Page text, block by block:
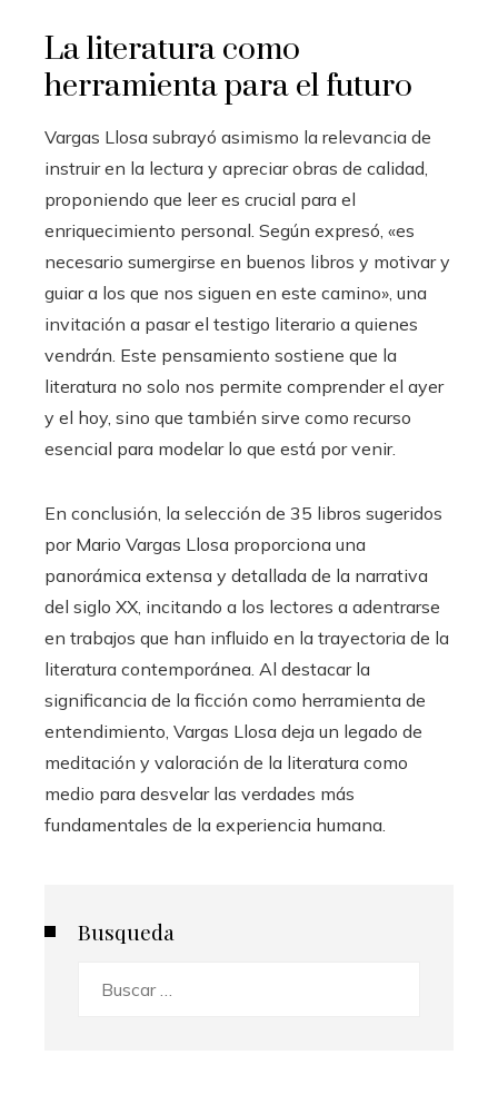
La literatura como
herramienta para el futuro
Vargas Llosa subrayó asimismo la relevancia de
instruir en la lectura y apreciar obras de calidad,
proponiendo que leer es crucial para el
enriquecimiento personal. Según expresó, «es
necesario sumergirse en buenos libros y motivar y
guiar a los que nos siguen en este camino», una
invitación a pasar el testigo literario a quienes
vendrán. Este pensamiento sostiene que la
literatura no solo nos permite comprender el ayer
y el hoy, sino que también sirve como recurso
esencial para modelar lo que está por venir.
En conclusión, la selección de 35 libros sugeridos
por Mario Vargas Llosa proporciona una
panorámica extensa y detallada de la narrativa
del siglo XX, incitando a los lectores a adentrarse
en trabajos que han influido en la trayectoria de la
literatura contemporánea. Al destacar la
significancia de la ficción como herramienta de
entendimiento, Vargas Llosa deja un legado de
meditación y valoración de la literatura como
medio para desvelar las verdades más
fundamentales de la experiencia humana.
Busqueda